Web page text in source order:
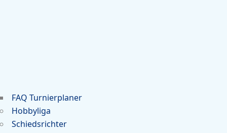
FAQ Turnierplaner
Hobbyliga
Schiedsrichter